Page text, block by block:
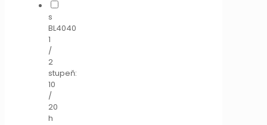
s
BL4040
1
/
2
stupeň:
10
/
20
h